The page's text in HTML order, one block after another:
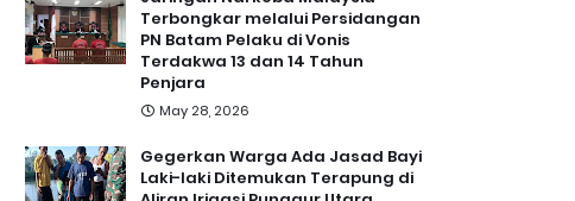
Terbongkar melalui Persidangan
PN Batam Pelaku di Vonis
Terdakwa 13 dan 14 Tahun
Penjara
May 28, 2026
Gegerkan Warga Ada Jasad Bayi
Laki-laki Ditemukan Terapung di